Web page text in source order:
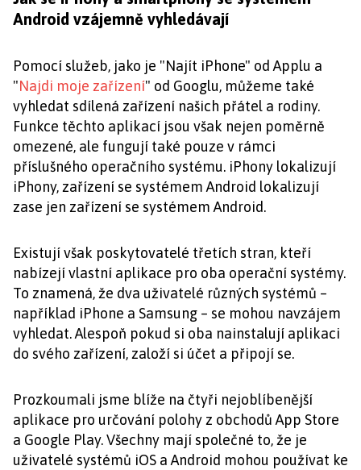
Android vzájemně vyhledávají
Pomocí služeb, jako je "Najít iPhone" od Applu a
"Najdi moje zařízení" od Googlu, můžeme také
vyhledat sdílená zařízení našich přátel a rodiny.
Funkce těchto aplikací jsou však nejen poměrně
omezené, ale fungují také pouze v rámci
příslušného operačního systému. iPhony lokalizují
iPhony, zařízení se systémem Android lokalizují
zase jen zařízení se systémem Android.
Existují však poskytovatelé třetích stran, kteří
nabízejí vlastní aplikace pro oba operační systémy.
To znamená, že dva uživatelé různých systémů –
například iPhone a Samsung – se mohou navzájem
vyhledat. Alespoň pokud si oba nainstalují aplikaci
do svého zařízení, založí si účet a připojí se.
Prozkoumali jsme blíže na čtyři nejoblíbenější
aplikace pro určování polohy z obchodů App Store
a Google Play. Všechny mají společné to, že je
uživatelé systémů iOS a Android mohou používat ke